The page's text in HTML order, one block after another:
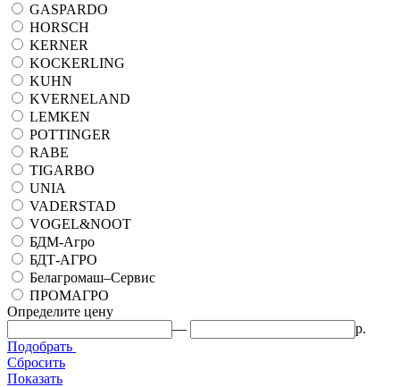
GASPARDO
HORSCH
KERNER
KOCKERLING
KUHN
KVERNELAND
LEMKEN
POTTINGER
RABE
TIGARBO
UNIA
VADERSTAD
VOGEL&NOOT
БДМ-Агро
БДТ-АГРО
Белагромаш–Сервис
ПРОМАГРО
Определите цену
—
р.
Подобрать
Сбросить
Показать